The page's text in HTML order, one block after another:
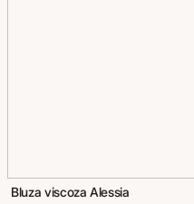
Bluza viscoza Alessia